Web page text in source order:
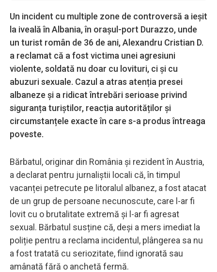
Un incident cu multiple zone de controversă a ieșit
la iveală în Albania, în orașul-port Durazzo, unde
un turist român de 36 de ani, Alexandru Cristian D.
a reclamat că a fost victima unei agresiuni
violente, soldată nu doar cu lovituri, ci și cu
abuzuri sexuale. Cazul a atras atenția presei
albaneze și a ridicat întrebări serioase privind
siguranța turiștilor, reacția autorităților și
circumstanțele exacte în care s-a produs întreaga
poveste.
Bărbatul, originar din România și rezident în Austria,
a declarat pentru jurnaliștii locali că, în timpul
vacanței petrecute pe litoralul albanez, a fost atacat
de un grup de persoane necunoscute, care l-ar fi
lovit cu o brutalitate extremă și l-ar fi agresat
sexual. Bărbatul susține că, deși a mers imediat la
poliție pentru a reclama incidentul, plângerea sa nu
a fost tratată cu seriozitate, fiind ignorată sau
amânată fără o anchetă fermă.